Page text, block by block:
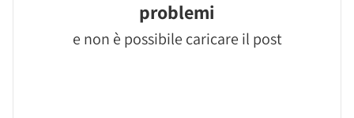
problemi
e non è possibile caricare il post